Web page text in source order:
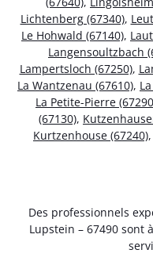
Lichtenberg (67340),
Le Hohwald (67140),
Langensoultzbach
Lampertsloch (67250),
La Wantzenau (67610),
La Petite-Pierre
(67130),
Kurtzenhouse (67240),
Des professionnels
Lupstein – 67490 sont